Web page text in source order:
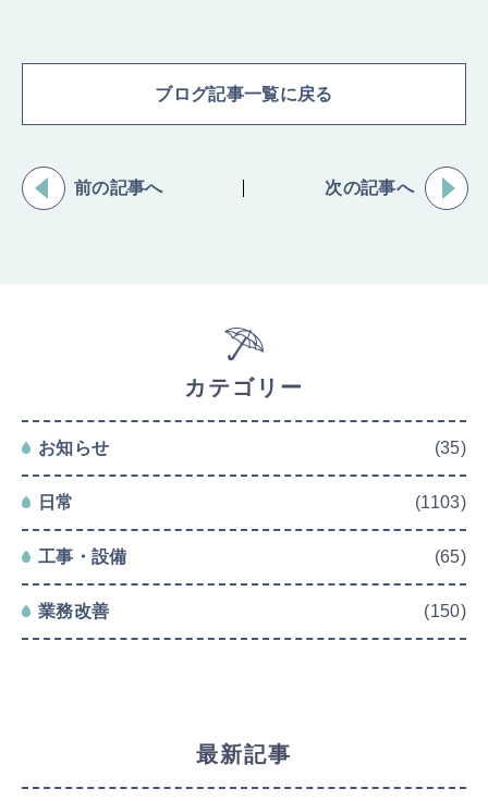
ブログ記事一覧に戻る
前の記事へ 次の記事へ
カテゴリー
お知らせ (35)
日常 (1103)
工事・設備 (65)
業務改善 (150)
最新記事